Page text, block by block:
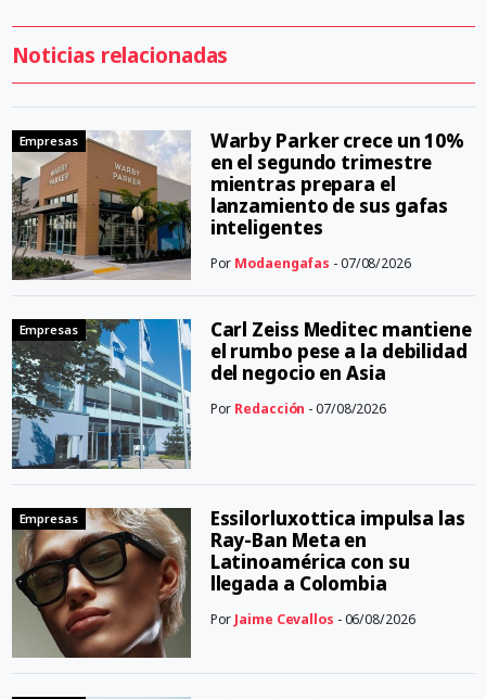
Noticias relacionadas
Empresas
Warby Parker crece un 10%
en el segundo trimestre
mientras prepara el
lanzamiento de sus gafas
inteligentes
Por Modaengafas - 07/08/2026
Empresas
Carl Zeiss Meditec mantiene
el rumbo pese a la debilidad
del negocio en Asia
Por Redacción - 07/08/2026
Empresas
Essilorluxottica impulsa las
Ray-Ban Meta en
Latinoamérica con su
llegada a Colombia
Por Jaime Cevallos - 06/08/2026